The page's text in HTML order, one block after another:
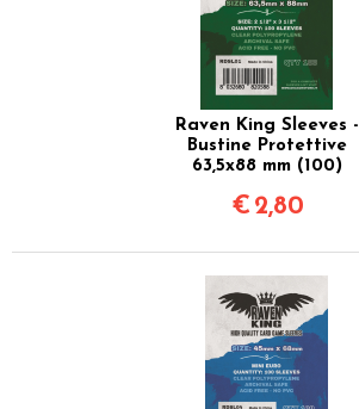
Raven King Sleeves -
Bustine Protettive
63,5x88 mm (100)
€ 2,80